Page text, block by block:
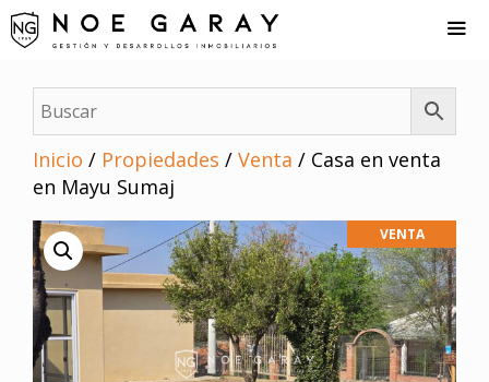
Saltar
al
Inicio / Propiedades / Venta / Casa en venta
en Mayu Sumaj
VENTA